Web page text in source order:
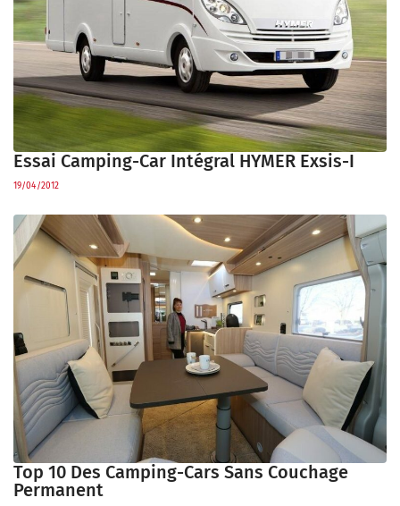
Essai Camping-Car Intégral HYMER Exsis-I
19/04/2012
Top 10 Des Camping-Cars Sans Couchage
Permanent